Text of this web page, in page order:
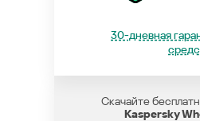
30-дневная
Скачайте
Kaspersky